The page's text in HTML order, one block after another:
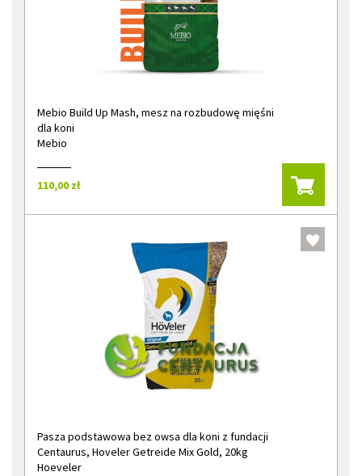
Mebio Build Up Mash, mesz na rozbudowę mięśni
dla koni
Mebio
110,00 zł
Pasza podstawowa bez owsa dla koni z fundacji
Centaurus, Hoveler Getreide Mix Gold, 20kg
Hoeveler